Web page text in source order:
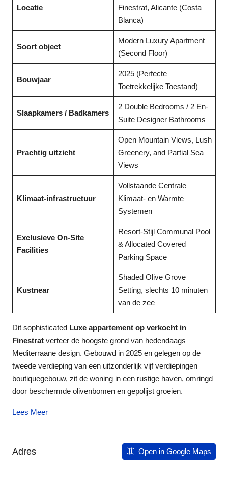
Locatie
Finestrat, Alicante (Costa
Blanca)
Soort object
Modern Luxury Apartment
(Second Floor)
Bouwjaar
2025 (Perfecte
Toetrekkelijke Toestand)
Slaapkamers / Badkamers
2 Double Bedrooms / 2 En-
Suite Designer Bathrooms
Prachtig uitzicht
Open Mountain Views, Lush
Greenery, and Partial Sea
Views
Klimaat-infrastructuur
Vollstaande Centrale
Klimaat- en Warmte
Systemen
Exclusieve On-Site
Facilities
Resort-Stijl Communal Pool
& Allocated Covered
Parking Space
Kustnear
Shaded Olive Grove
Setting, slechts 10 minuten
van de zee
Dit sophisticated Luxe appartement op verkocht in
Finestrat verteer de hoogste grond van hedendaags
Mediterraane design. Gebouwd in 2025 en gelegen op de
tweede verdieping van een uitzonderlijk vijf verdiepingen
boutiquegebouw, zit de woning in een rustige haven, omringd
door beschermde olivenbomen en gepolijst groeien.
Lees Meer
Adres Open in Google Maps